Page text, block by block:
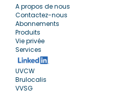
A propos de nous
Contactez-nous
Abonnements
Produits
Vie privée
Services
UVCW
Brulocalis
VVSG